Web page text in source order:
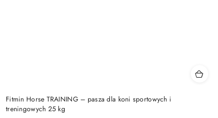
Fitmin Horse TRAINING – pasza dla koni sportowych i
treningowych 25 kg